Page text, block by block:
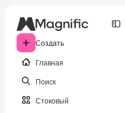
Создать
Главная
Поиск
Стоковый